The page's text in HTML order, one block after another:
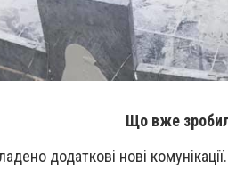
Що вже
додаткові нові